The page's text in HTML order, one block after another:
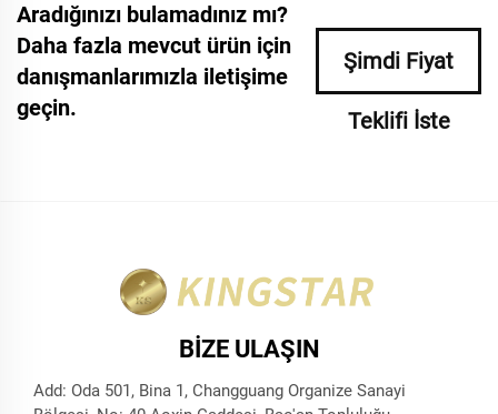
Aradığınızı bulamadınız mı?
Daha fazla mevcut ürün için
danışmanlarımızla iletişime
geçin.
Şimdi Fiyat
Teklifi İste
BIZE ULAŞIN
Add: Oda 501, Bina 1, Changguang Organize Sanayi